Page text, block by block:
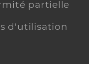
partielle
d'utilisation